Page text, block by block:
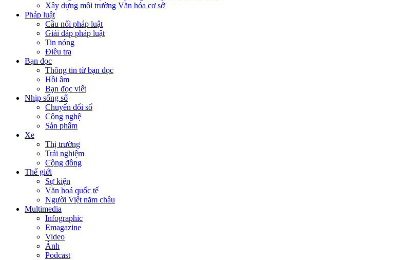
Xây dựng môi trường Văn hóa cơ sở
Pháp luật
Cầu nối pháp luật
Giải đáp pháp luật
Tin nóng
Điều tra
Bạn đọc
Thông tin từ bạn đọc
Hồi âm
Bạn đọc viết
Nhịp sống số
Chuyển đổi số
Công nghệ
Sản phẩm
Xe
Thị trường
Trải nghiệm
Cộng đồng
Thế giới
Sự kiện
Văn hoá quốc tế
Người Việt năm châu
Multimedia
Infographic
Emagazine
Video
Ảnh
Podcast